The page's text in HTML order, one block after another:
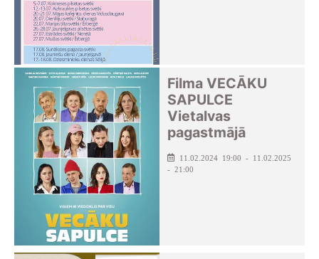
Filma VECĀKU
SAPULCE
Vietalvas
pagastmājā
11.02.2024 19:00 - 11.02.2025
- 21:00